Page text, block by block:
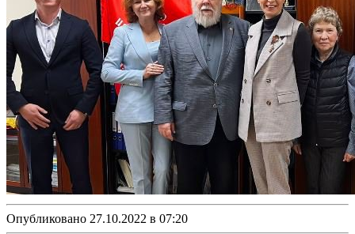
Опубликовано 27.10.2022 в 07:20